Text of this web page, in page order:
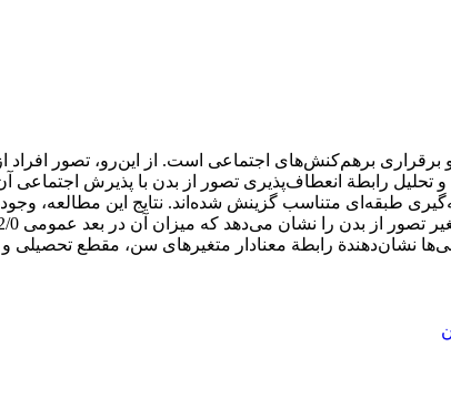
برهم‌کنش‌های اجتماعی است. از این‌رو، تصور افراد
تحلیل رابطة انعطاف‌پذیری تصور از بدن با پذیرش
است و 415 نفر از این جامعه به روش نمونه‌گیری طبقه‌ای متناسب گزینش شده‌اند.
از بدن است. همچنین بررسی‌ها نشان‌دهندة رابطة معنادار متغیرهای